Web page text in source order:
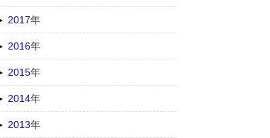
2017年
2016年
2015年
2014年
2013年